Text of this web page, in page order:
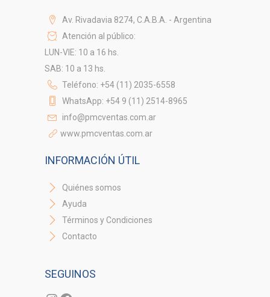
Av. Rivadavia 8274, C.A.B.A. - Argentina
Atención al público:
LUN-VIE: 10 a 16 hs.
SAB: 10 a 13 hs.
Teléfono: +54 (11) 2035-6558
WhatsApp: +54 9 (11) 2514-8965
info@pmcventas.com.ar
www.pmcventas.com.ar
INFORMACIÓN ÚTIL
Quiénes somos
Ayuda
Términos y Condiciones
Contacto
SEGUINOS